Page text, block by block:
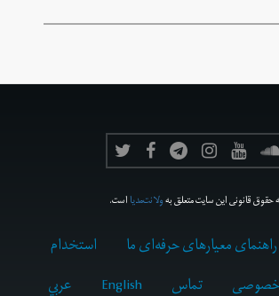
حقوق قانونی این سایت متعلق بهولانت‌مدیااست.
راهنمای معیارهای حرفه‌ای ما
استخدام
خصوصی
تماس English عربي